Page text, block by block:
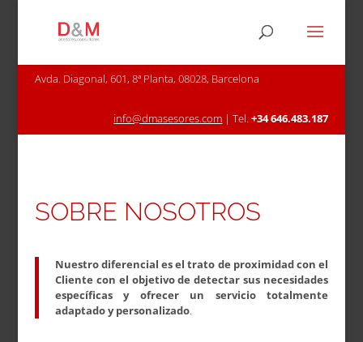
Avda. Diagonal, 601, 8ª Planta, 08028, Barcelona
info@dmasesores.com | Tel.+34 646.483.187
SOBRE NOSOTROS
Nuestro diferencial es el trato de proximidad con el
Cliente con el objetivo de detectar sus necesidades
específicas y ofrecer un servicio totalmente
adaptado y personalizado.